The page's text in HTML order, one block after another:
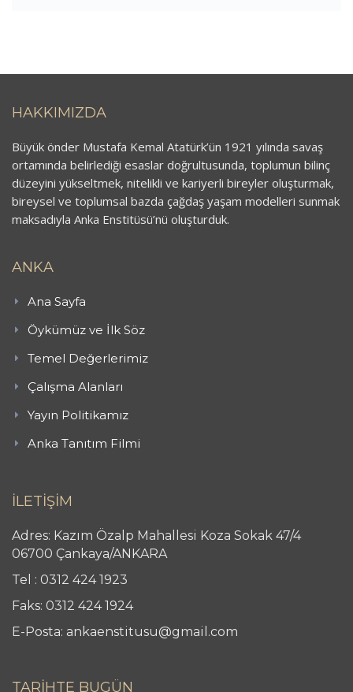
HAKKIMIZDA
Büyük önder Mustafa Kemal Atatürk’ün 1921 yılında savaş
ortamında belirlediği esaslar doğrultusunda, toplumun bilinç
düzeyini yükseltmek, nitelikli ve kariyerli bireyler oluşturmak,
bireysel ve toplumsal bazda çağdaş yaşam modelleri sunmak
maksadıyla Anka Enstitüsü’nü oluşturduk.
ANKA
Ana Sayfa
Öykümüz ve İlk Söz
Temel Değerlerimiz
Çalışma Alanları
Yayın Politikamız
Anka Tanıtım Filmi
İLETİŞİM
Adres: Kazım Özalp Mahallesi Koza Sokak 47/4
06700 Çankaya/ANKARA
Tel : 0312 424 1923
Faks: 0312 424 1924
E-Posta: ankaenstitusu@gmail.com
TARİHTE BUGÜN